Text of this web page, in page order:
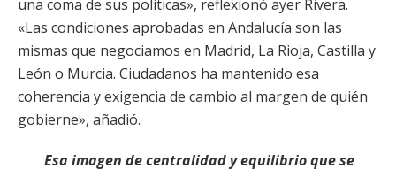
una coma de sus políticas», reflexionó ayer Rivera.
«Las condiciones aprobadas en Andalucía son las
mismas que negociamos en Madrid, La Rioja, Castilla y
León o Murcia. Ciudadanos ha mantenido esa
coherencia y exigencia de cambio al margen de quién
gobierne», añadió.
Esa imagen de centralidad y equilibrio que se